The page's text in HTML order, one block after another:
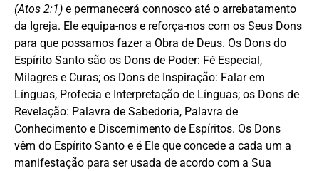
(Atos 2:1) e permanecerá connosco até o arrebatamento
da Igreja. Ele equipa-nos e reforça-nos com os Seus Dons
para que possamos fazer a Obra de Deus. Os Dons do
Espírito Santo são os Dons de Poder: Fé Especial,
Milagres e Curas; os Dons de Inspiração: Falar em
Línguas, Profecia e Interpretação de Línguas; os Dons de
Revelação: Palavra de Sabedoria, Palavra de
Conhecimento e Discernimento de Espíritos. Os Dons
vêm do Espírito Santo e é Ele que concede a cada um a
manifestação para ser usada de acordo com a Sua